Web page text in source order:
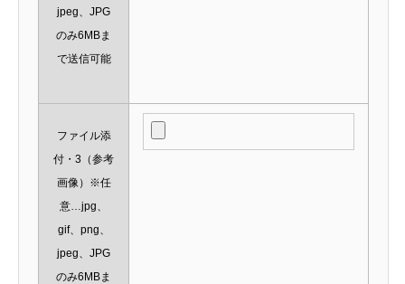
jpeg、JPG
のみ6MBま
で送信可能
ファイル添
付・3（参考
画像）※任
意…jpg、
gif、png、
jpeg、JPG
のみ6MBま